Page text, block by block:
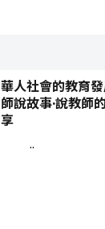
華人社會的教育
師說故事·說教師
享
..